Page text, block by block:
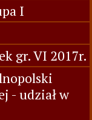
I
gr. VI 2017r.
- udział w